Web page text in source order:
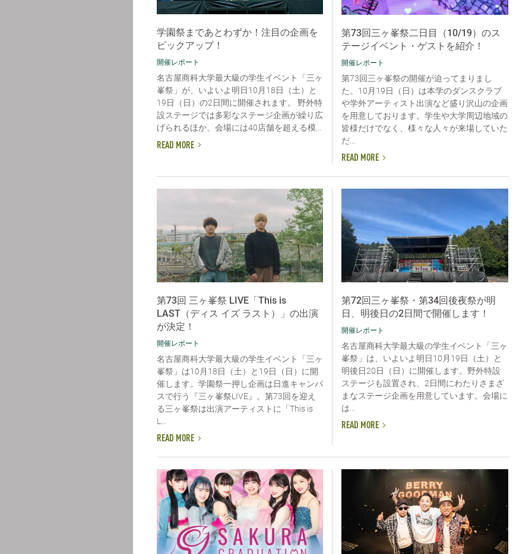
学園祭まであとわずか！注目の企画を
ピックアップ！
開催レポート
名古屋商科大学最大級の学生イベント「三ヶ
峯祭」が、いよいよ明日10月18日（土）と
19日（日）の2日間に開催されます。 野外特
設ステージでは多彩なステージ企画が繰り広
げられるほか、会場には40店舗を超える模...
READ MORE
第73回三ヶ峯祭二日目（10/19）のス
テージイベント・ゲストを紹介！
開催レポート
第73回三ヶ峯祭の開催が迫ってまりまし
た。10月19日（日）は本学のダンスクラブ
や学外アーティスト出演など盛り沢山の企画
を用意しております。学生や大学周辺地域の
皆様だけでなく、様々な人々が来場していた
だ...
READ MORE
第73回 三ヶ峯祭 LIVE「This is
LAST（ディス イズ ラスト）」の出演
が決定！
開催レポート
名古屋商科大学最大級の学生イベント「三ヶ
峯祭」は10月18日（土）と19日（日）に開
催します。学園祭一押し企画は日進キャンパ
スで行う『三ヶ峯祭LIVE』。第73回を迎え
る三ヶ峯祭は出演アーティストに「This is
L...
READ MORE
第72回三ヶ峯祭・第34回後夜祭が明
日、明後日の2日間で開催します！
開催レポート
名古屋商科大学最大級の学生イベント「三ヶ
峯祭」は、いよいよ明日10月19日（土）と
明後日20日（日）に開催します。野外特設
ステージも設置され、2日間にわたりさまざ
まなステージ企画を用意しています。会場に
は...
READ MORE